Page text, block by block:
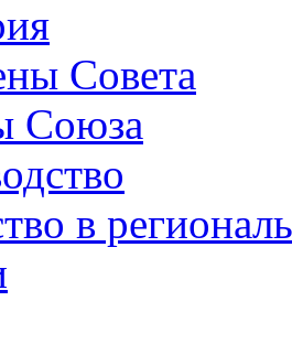
Совета
Союза
в